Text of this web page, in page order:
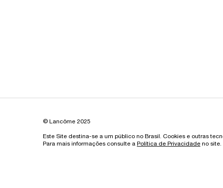
© Lancôme 2025
Este Site destina-se a um público no Brasil. Cookies e outras
Para mais informações consulte a Política de Privacidade no site.